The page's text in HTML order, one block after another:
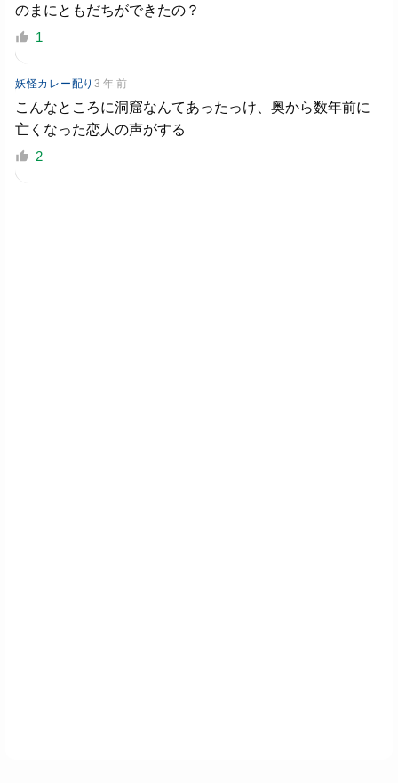
のまにともだちができたの？
1
妖怪カレー配り 3 年 前
こんなところに洞窟なんてあったっけ、奥から数年前に
亡くなった恋人の声がする
2